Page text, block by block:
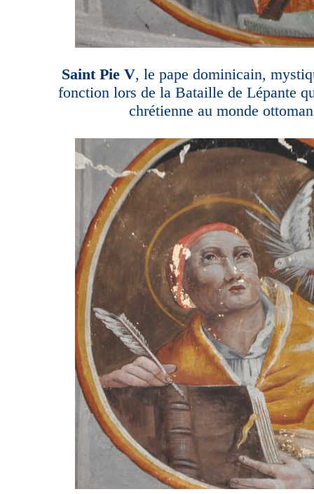
Saint Pie V, le pape dominicain,
fonction lors de la Bataille de Lépante
chrétienne au monde